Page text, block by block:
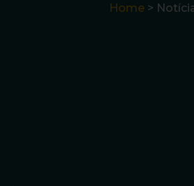
Home >